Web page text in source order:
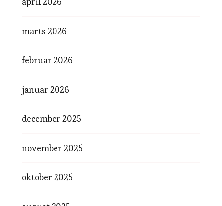
marts 2026
februar 2026
januar 2026
december 2025
november 2025
oktober 2025